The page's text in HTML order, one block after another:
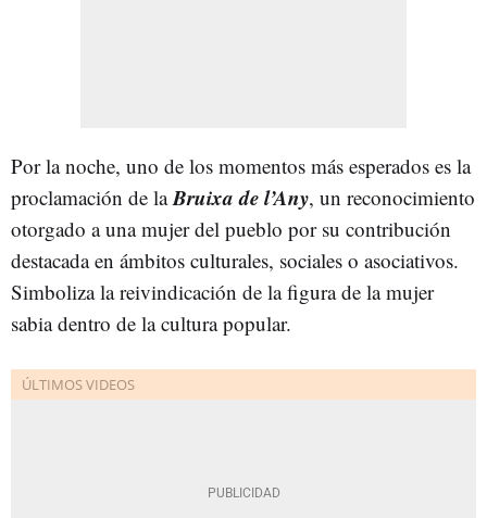
Por la noche, uno de los momentos más esperados es la
proclamación de laBruixa de l’Any, un reconocimiento
otorgado a una mujer del pueblo por su contribución
destacada en ámbitos culturales, sociales o asociativos.
Simboliza la reivindicación de la figura de la mujer
sabia dentro de la cultura popular.